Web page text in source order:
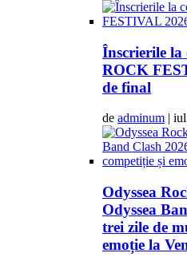
Înscrierile la
ROCK
de final
de adminum |
Odyssea
Odyssea
trei zile de
emoție la